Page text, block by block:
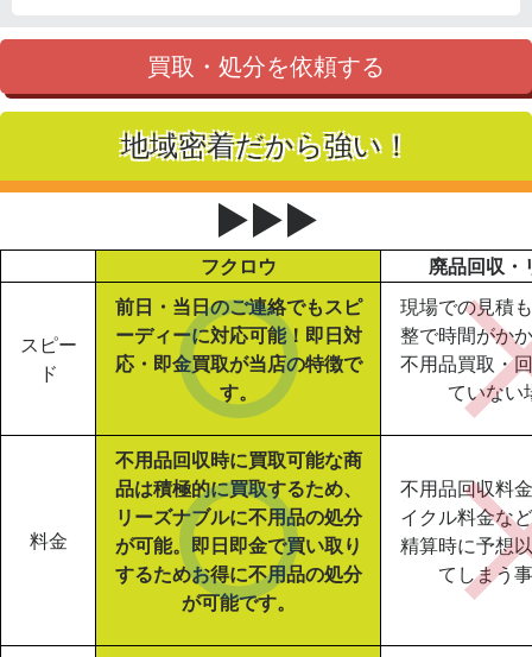
買取・処分を依頼する
地域密着だから強い！
▶▶▶
フクロウ 廃品回収・
スピー
ド
前日・当日のご連絡でもスピ
ーディーに対応可能！即日対
応・即金買取が当店の特徴で
す。
現場での見積
整で時間がか
不用品買取・
ていない
料金
不用品回収時に買取可能な商
品は積極的に買取するため、
リーズナブルに不用品の処分
が可能。即日即金で買い取り
するためお得に不用品の処分
が可能です。
不用品回収料
イクル料金な
精算時に予想
てしまう